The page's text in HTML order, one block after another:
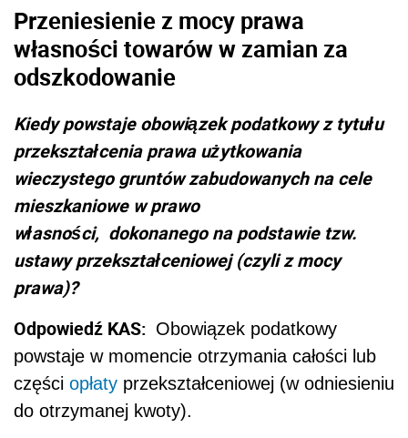
Przeniesienie z mocy prawa
własności towarów w zamian za
odszkodowanie
Kiedy powstaje obowiązek podatkowy z tytułu
przekształcenia prawa użytkowania
wieczystego gruntów zabudowanych na cele
mieszkaniowe w prawo
własności, dokonanego na podstawie tzw.
ustawy przekształceniowej (czyli z mocy
prawa)?
Odpowiedź KAS: Obowiązek podatkowy
powstaje w momencie otrzymania całości lub
części opłaty przekształceniowej (w odniesieniu
do otrzymanej kwoty).